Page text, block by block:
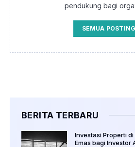
pendukung bagi
SEMUA POSTING
BERITA TERBARU
Investasi Properti
Emas bagi Investor